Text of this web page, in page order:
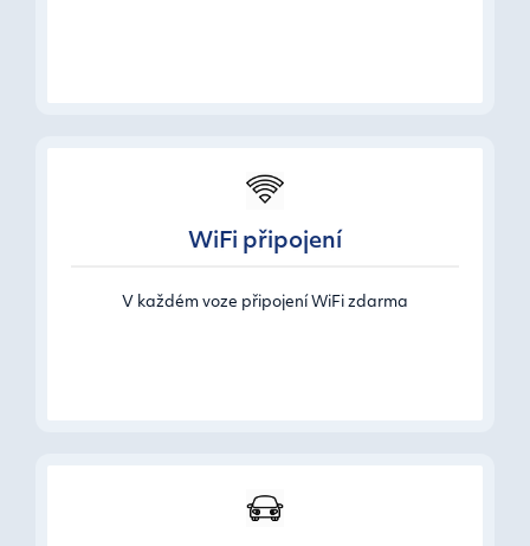
WiFi připojení
V každém voze připojení WiFi zdarma